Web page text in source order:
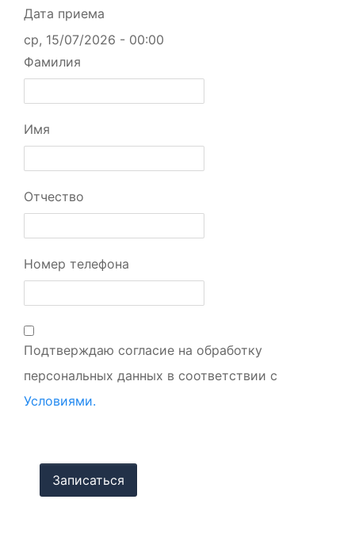
Дата приема
ср, 15/07/2026 - 00:00
Фамилия
Имя
Отчество
Номер телефона
Подтверждаю согласие на обработку
персональных данных в соответствии с
Условиями.